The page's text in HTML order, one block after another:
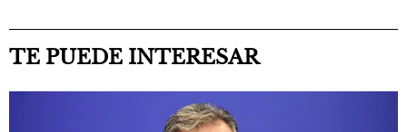
TE PUEDE INTERESAR